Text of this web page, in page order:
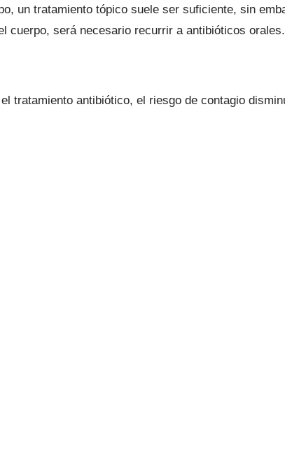
un tratamiento tópico suele ser suficiente, sin
cuerpo, será necesario recurrir a antibióticos orales.
tratamiento antibiótico, el riesgo de contagio